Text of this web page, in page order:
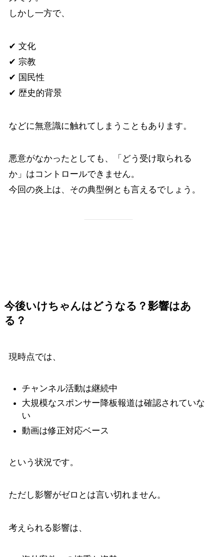
しかし一方で、
✔ 文化
✔ 宗教
✔ 国民性
✔ 歴史的背景
などに無意識に触れてしまうこともあります。
悪意がなかったとしても、「どう受け取られる
か」はコントロールできません。
今回の炎上は、その典型例とも言えるでしょう。
今後いけちゃんはどうなる？影響はあ
る？
現時点では、
チャンネル活動は継続中
大規模なスポンサー降板報道は確認されていな
い
動画は修正対応ベース
という状況です。
ただし影響がゼロとは言い切れません。
考えられる影響は、